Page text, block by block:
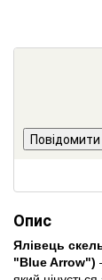
Опис
Ялівець
"Blue Arrow")